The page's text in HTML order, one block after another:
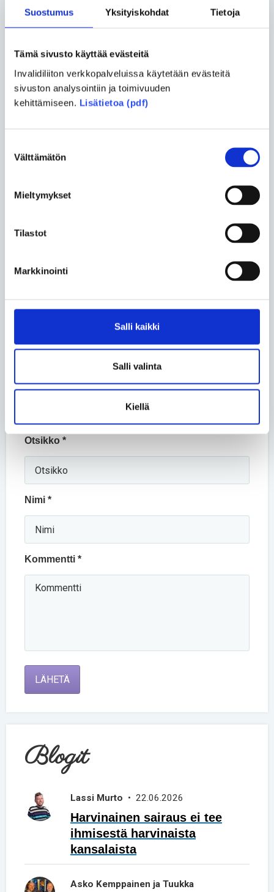
Suostumus Yksityiskohdat Tietoja
Tämä sivusto käyttää evästeitä
Invalidiliiton verkkopalveluissa käytetään evästeitä
sivuston analysointiin ja toimivuuden
kehittämiseen. Lisätietoa (pdf)
valinta
Välttämätön
Mieltymykset
Tilastot
Markkinointi
Salli kaikki
Salli valinta
Kiellä
Podcast löytyy myös Suplasta, Spotifystä ja Apple
podcasteista sekäInvalidiliiton kotisivuilta.
Kuuntele Ihan sama? -podcastin jakso nro 16:
Avustettu seksi:
Jaa sähköpostilla
Kommentoi
Otsikko *
Nimi *
Kommentti *
LÄHETÄ
Blogit
Lassi Murto • 22.06.2026
Harvinainen sairaus ei tee
ihmisestä harvinaista
kansalaista
Asko Kemppainen ja Tuukka